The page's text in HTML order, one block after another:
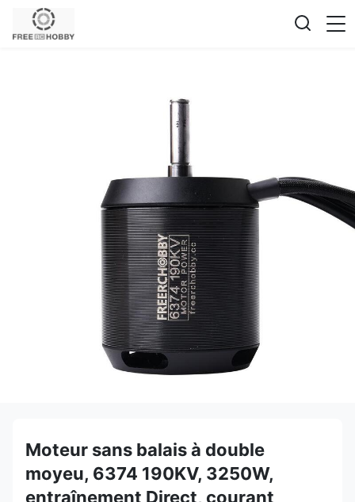
Moteur sans balais à double
moyeu, 6374 190KV, 3250W,
entraînement Direct, courant